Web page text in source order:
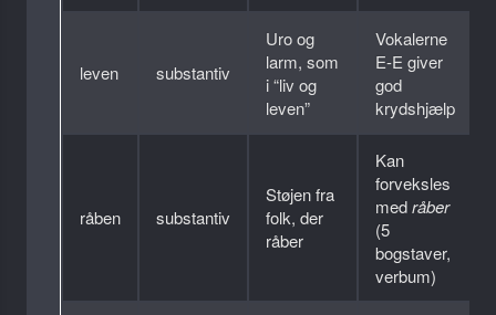
leven substantiv
Uro og
larm, som
i “liv og
leven”
Vokalerne
E-E giver
god
krydshjælp
råben substantiv
Støjen fra
folk, der
råber
Kan
forveksles
medråber
(5
bogstaver,
verbum)